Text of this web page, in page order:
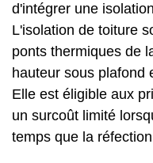
d'intégrer une
L'isolation de toiture
ponts thermiques de
hauteur sous plafond
Elle est éligible aux
un surcoût limité
temps que la